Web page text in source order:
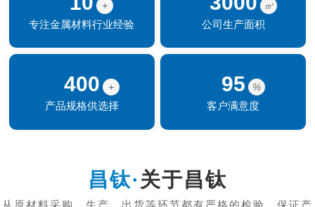
+
专注金属材料行业经验
㎡
公司生产面积
400
+
产品规格供选择
95
%
客户满意度
关于昌钛